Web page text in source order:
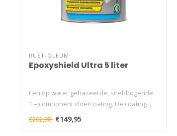
RUST-OLEUM
Epoxyshield Ultra 5 liter
Een op water gebaseerde, sneldrogende,
1 – component vloercoating. De coating ..
€202,98 €149,95